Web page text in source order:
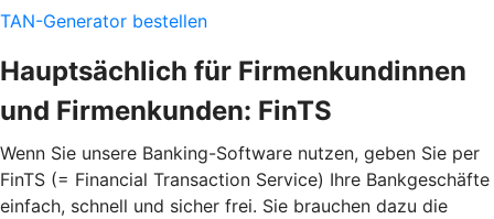
TAN-Generator bestellen
Hauptsächlich für Firmenkundinnen
und Firmenkunden: FinTS
Wenn Sie unsere Banking-Software nutzen, geben Sie per
FinTS (= Financial Transaction Service) Ihre Bankgeschäfte
einfach, schnell und sicher frei. Sie brauchen dazu die